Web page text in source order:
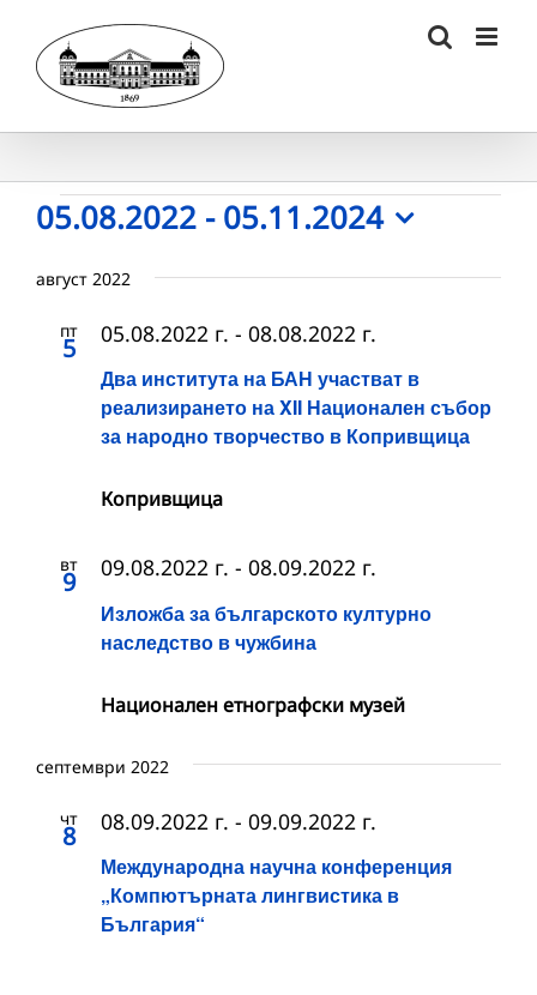
content
Събития
05.08.2022 - 05.11.2024
date.
август 2022
пт
5
Два института на БАН участват в
реализирането на XII Национален събор
за народно творчество в Копривщица
05.08.2022 г. - 08.08.2022 г.
Копривщица
вт
9
Изложба за българското културно
наследство в чужбина
09.08.2022 г. - 08.09.2022 г.
Национален етнографски музей
септември 2022
чт
8
Международна научна конференция
„Компютърната лингвистика в
България“
08.09.2022 г. - 09.09.2022 г.